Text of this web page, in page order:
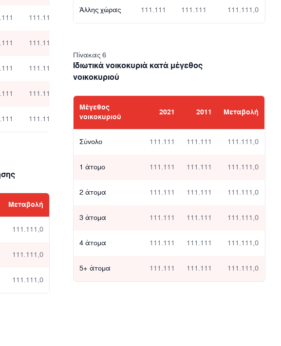
111.111,0
111.111,0
111.111,0
111.111,0
111.111,0
Μεταβολή
111.111,0
111.111,0
111.111,0
Άλλης χώρας 111.111 111.111 111.111,0
Πίνακας 6
Ιδιωτικά νοικοκυριά κατά μέγεθος
νοικοκυριού
Μέγεθος
νοικοκυριού
2021 2011 Μεταβολή
Σύνολο 111.111 111.111 111.111,0
1 άτομο 111.111 111.111 111.111,0
2 άτομα 111.111 111.111 111.111,0
3 άτομα 111.111 111.111 111.111,0
4 άτομα 111.111 111.111 111.111,0
5+ άτομα 111.111 111.111 111.111,0